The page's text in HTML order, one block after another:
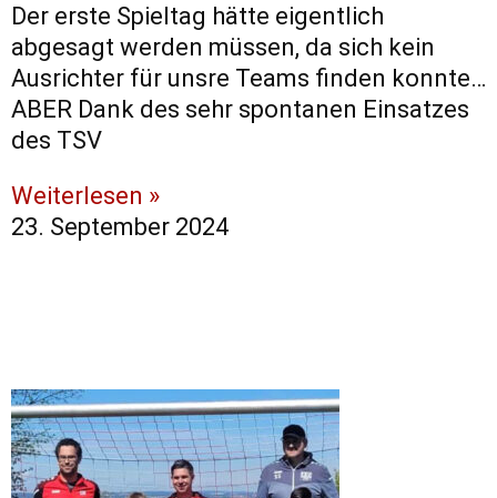
Der erste Spieltag hätte eigentlich
abgesagt werden müssen, da sich kein
Ausrichter für unsre Teams finden konnte…
ABER Dank des sehr spontanen Einsatzes
des TSV
Weiterlesen »
23. September 2024